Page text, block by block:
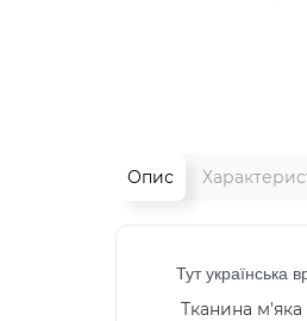
Опис
Тут українська
Тканина м'яка